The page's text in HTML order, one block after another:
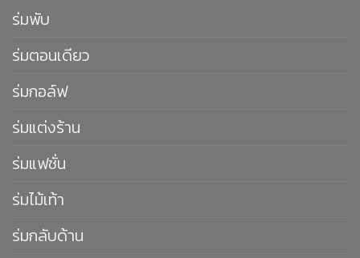
ร่มพับ
ร่มตอนเดียว
ร่มกอล์ฟ
ร่มแต่งร้าน
ร่มแฟชั่น
ร่มไม้เท้า
ร่มกลับด้าน